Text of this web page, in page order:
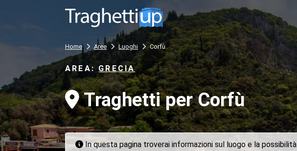
Home Aree Luoghi Corfù
AREA: GRECIA
Traghetti per Corfù
In questa pagina troverai informazioni sul luogo e la possibilità